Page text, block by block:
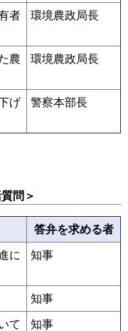
者
環境農政局長
農
環境農政局長
げ
警察本部長
問＞
答弁を求める者
に
知事
知事
て 知事